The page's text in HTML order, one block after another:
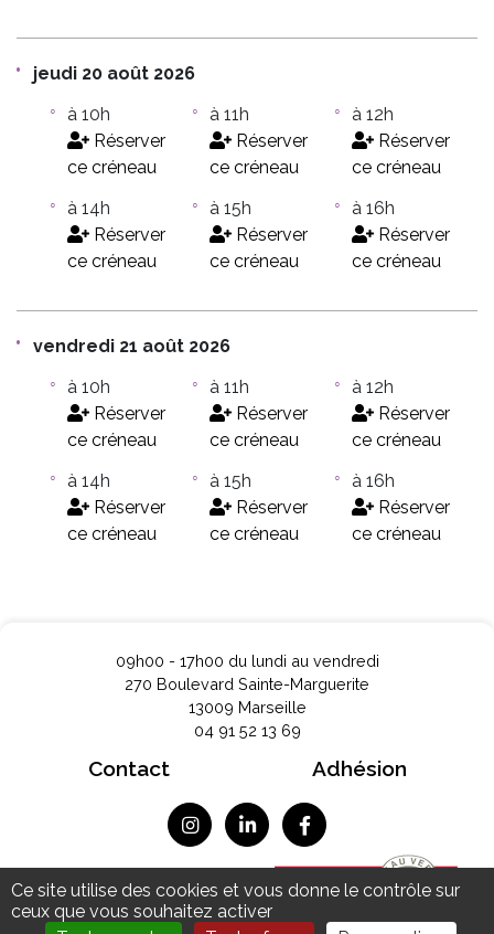
jeudi 20 août 2026
à 10h
Réserver
ce créneau
à 11h
Réserver
ce créneau
à 12h
Réserver
ce créneau
à 14h
Réserver
ce créneau
à 15h
Réserver
ce créneau
à 16h
Réserver
ce créneau
vendredi 21 août 2026
à 10h
Réserver
ce créneau
à 11h
Réserver
ce créneau
à 12h
Réserver
ce créneau
à 14h
Réserver
ce créneau
à 15h
Réserver
ce créneau
à 16h
Réserver
ce créneau
09h00 - 17h00 du lundi au vendredi
270 Boulevard Sainte-Marguerite
13009 Marseille
04 91 52 13 69
Contact Adhésion
Données personnelles
Plan du site
Ce site utilise des cookies et vous donne le contrôle sur
ceux que vous souhaitez activer